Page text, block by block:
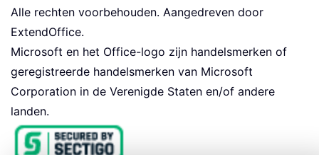
Alle rechten voorbehouden. Aangedreven door
ExtendOffice.
Microsoft en het Office-logo zijn handelsmerken of
geregistreerde handelsmerken van Microsoft
Corporation in de Verenigde Staten en/of andere
landen.